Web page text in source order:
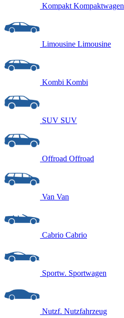
Kompakt Kompaktwagen
Limousine Limousine
Kombi Kombi
SUV SUV
Offroad Offroad
Van Van
Cabrio Cabrio
Sportw. Sportwagen
Nutzf. Nutzfahrzeug